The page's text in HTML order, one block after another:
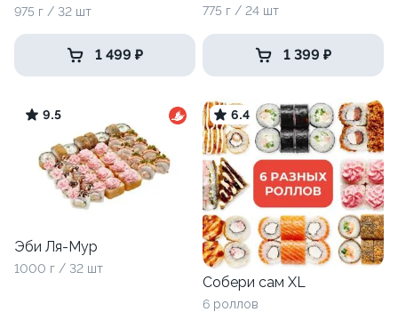
975 г / 32 шт
1 499 ₽
775 г / 24 шт
1 399 ₽
9.5
Эби Ля-Мур
1000 г / 32 шт
6.4
Собери сам XL
6 роллов